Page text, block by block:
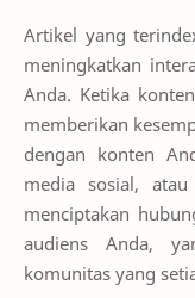
Artikel yang
meningkatkan
Anda. Ketika
memberikan
dengan konten
media sosial,
menciptakan
audiens Anda,
komunitas yang